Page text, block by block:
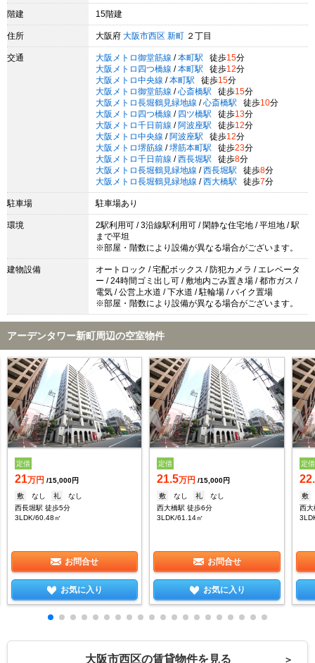
階建 15階建
住所 大阪府 大阪市西区 新町 ２丁目
交通 大阪メトロ御堂筋線 / 本町駅 徒歩15分
大阪メトロ四つ橋線 / 本町駅 徒歩12分
大阪メトロ中央線 / 本町駅 徒歩15分
大阪メトロ御堂筋線 / 心斎橋駅 徒歩15分
大阪メトロ長堀鶴見緑地線 / 心斎橋駅 徒歩10分
大阪メトロ四つ橋線 / 四ツ橋駅 徒歩13分
大阪メトロ千日前線 / 阿波座駅 徒歩12分
大阪メトロ中央線 / 阿波座駅 徒歩12分
大阪メトロ堺筋線 / 堺筋本町駅 徒歩23分
大阪メトロ千日前線 / 西長堀駅 徒歩8分
大阪メトロ長堀鶴見緑地線 / 西長堀駅 徒歩8分
大阪メトロ長堀鶴見緑地線 / 西大橋駅 徒歩7分
駐車場 駐車場あり
環境
2駅利用可 / 3沿線駅利用可 / 閑静な住宅地 / 平坦地 / 駅
まで平坦
※部屋・階数により設備が異なる場合がございます。
建物設備
オートロック / 宅配ボックス / 防犯カメラ / エレベータ
ー / 24時間ゴミ出し可 / 敷地内ごみ置き場 / 都市ガス /
電気 / 公営上水道 / 下水道 / 駐輪場 / バイク置場
※部屋・階数により設備が異なる場合がございます。
アーデンタワー新町周辺の空室物件
定借
21万円 /15,000円
敷
なし 礼
なし
西長堀駅 徒歩5分
3LDK/60.48㎡
お問合せ
お気に入り
定借
21.5万円 /15,000円
敷
なし 礼
なし
西大橋駅 徒歩6分
3LDK/61.14㎡
お問合せ
お気に入り
定借
敷
西大
大阪市西区の賃貸物件を見る ＞